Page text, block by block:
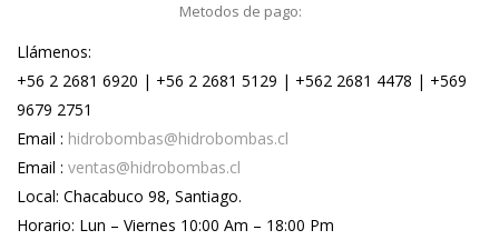
Metodos de pago:
Llámenos:
+56 2 2681 6920 | +56 2 2681 5129 | +562 2681 4478 | +569
9679 2751
Email : hidrobombas@hidrobombas.cl
Email : ventas@hidrobombas.cl
Local: Chacabuco 98, Santiago.
Horario: Lun – Viernes 10:00 Am – 18:00 Pm